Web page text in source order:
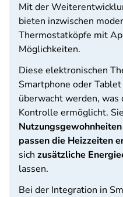
Mit der
bieten inzwischen
Thermostatköpfe mit
Möglichkeiten.
Diese elektronischen
Smartphone oder
überwacht werden,
Kontrolle ermöglicht. Sie
Nutzungsgewohnheiten
passen die Heizzeiten
sich zusätzliche
lassen.
Bei der Integration in